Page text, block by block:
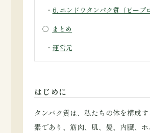
・ 6. エンドウタンパク質（ピープ
○ まとめ
・ 運営元
はじめに
タンパク質は、私たちの体を構成
素であり、筋肉、肌、髪、内臓、ホ